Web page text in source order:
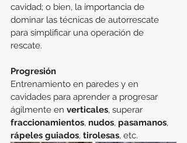
cavidad; o bien, la importancia de
dominar las técnicas de autorrescate
para simplificar una operación de
rescate.
Progresión
Entrenamiento en paredes y en
cavidades para aprender a progresar
ágilmente en verticales, superar
fraccionamientos, nudos, pasamanos,
rápeles guiados, tirolesas, etc.